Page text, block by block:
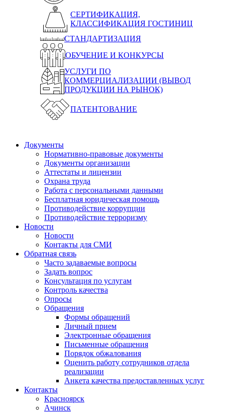
СЕРТИФИКАЦИЯ,
КЛАССИФИКАЦИЯ ГОСТИНИЦ
СТАНДАРТИЗАЦИЯ
ОБУЧЕНИЕ И КОНКУРСЫ
УСЛУГИ ПО
КОММЕРЦИАЛИЗАЦИИ (ВЫВОД
ПРОДУКЦИИ НА РЫНОК)
ПАТЕНТОВАНИЕ
Документы
Нормативно-правовые документы
Документы организации
Аттестаты и лицензии
Охрана труда
Работа с персональными данными
Бесплатная юридическая помощь
Противодействие коррупции
Противодействие терроризму
Новости
Новости
Контакты для СМИ
Обратная связь
Часто задаваемые вопросы
Задать вопрос
Консультация по услугам
Контроль качества
Опросы
Обращения
Формы обращений
Личный прием
Электронные обращения
Письменные обращения
Порядок обжалования
Оценить работу сотрудников отдела
реализации
Анкета качества предоставленных услуг
Контакты
Красноярск
Ачинск